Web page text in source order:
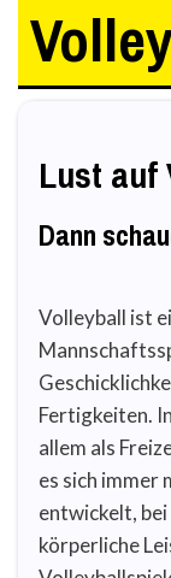
Lust auf
Dann
Volleyball ist
Fertigkeiten.
allem als
es sich
entwickelt,
körperliche